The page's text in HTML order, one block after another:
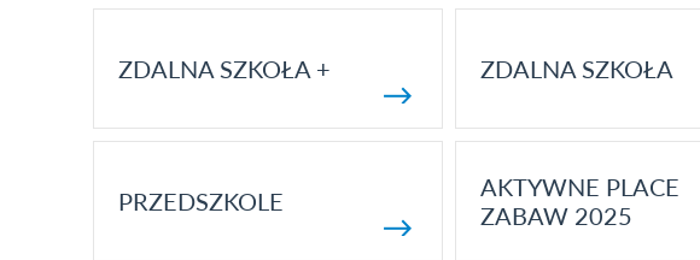
ZDALNA SZKOŁA + ZDALNA SZKOŁA
PRZEDSZKOLE
AKTYWNE PLACE
ZABAW 2025